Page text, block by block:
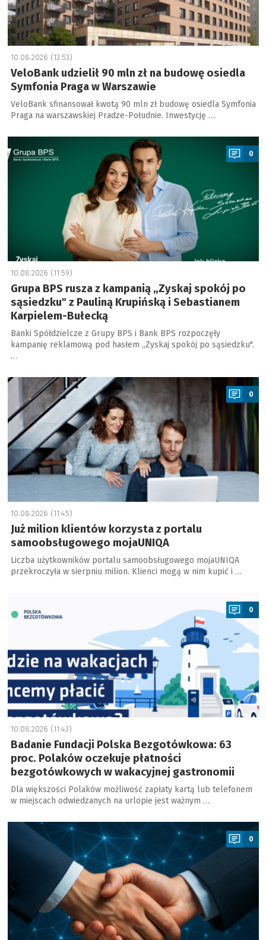
10.08.2026 (13:53)
VeloBank udzielił 90 mln zł na budowę osiedla
Symfonia Praga w Warszawie
VeloBank sfinansował kwotą 90 mln zł budowę osiedla Symfonia
Praga na warszawskiej Pradze-Południe. Inwestycję …
a
0
10.08.2026 (11:59)
Grupa BPS rusza z kampanią „Zyskaj spokój po
sąsiedzku" z Pauliną Krupińską i Sebastianem
Karpielem-Bułecką
Banki Spółdzielcze z Grupy BPS i Bank BPS rozpoczęły
kampanię reklamową pod hasłem „Zyskaj spokój po sąsiedzku".
…
a
0
10.08.2026 (11:45)
Już milion klientów korzysta z portalu
samoobsługowego mojaUNIQA
Liczba użytkowników portalu samoobsługowego mojaUNIQA
przekroczyła w sierpniu milion. Klienci mogą w nim kupić i …
0
10.08.2026 (11:43)
Badanie Fundacji Polska Bezgotówkowa: 63
proc. Polaków oczekuje płatności
bezgotówkowych w wakacyjnej gastronomii
Dla większości Polaków możliwość zapłaty kartą lub telefonem
w miejscach odwiedzanych na urlopie jest ważnym …
a
0